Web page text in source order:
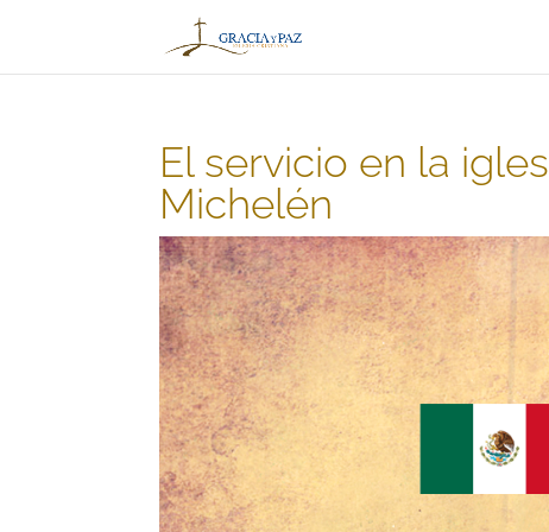
El servicio en la
Michelén